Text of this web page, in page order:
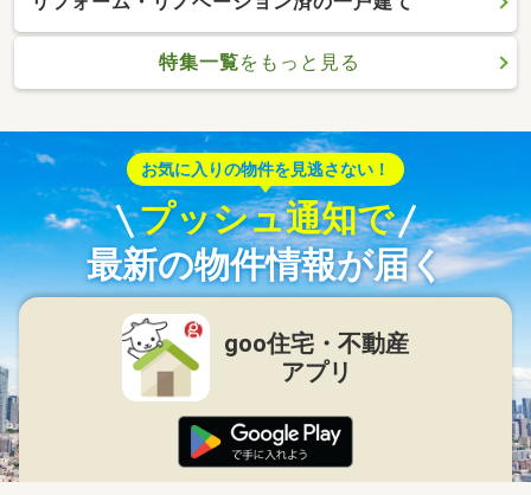
特集一覧をもっと見る
お気に入りの物件を見逃さない！
プッシュ通知で
最新の物件情報が届く
goo住宅・不動産
アプリ